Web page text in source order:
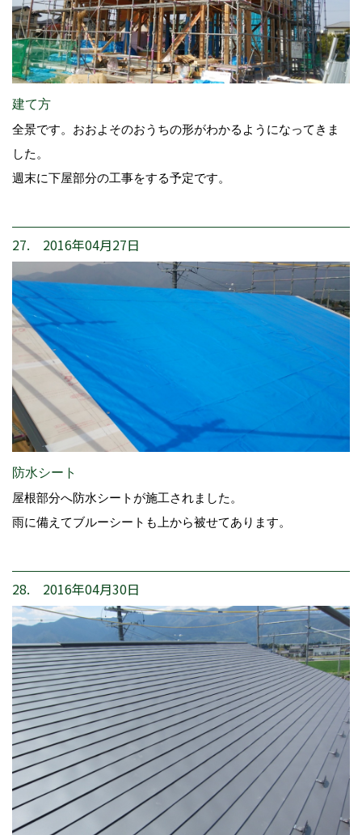
建て方
全景です。おおよそのおうちの形がわかるようになってきま
した。
週末に下屋部分の工事をする予定です。
27. 2016年04月27日
防水シート
屋根部分へ防水シートが施工されました。
雨に備えてブルーシートも上から被せてあります。
28. 2016年04月30日